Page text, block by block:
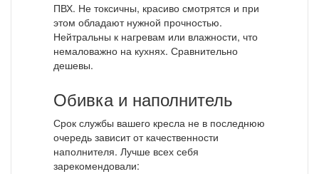
ПВХ. Не токсичны, красиво смотрятся и при
этом обладают нужной прочностью.
Нейтральны к нагревам или влажности, что
немаловажно на кухнях. Сравнительно
дешевы.
Обивка и наполнитель
Срок службы вашего кресла не в последнюю
очередь зависит от качественности
наполнителя. Лучше всех себя
зарекомендовали: